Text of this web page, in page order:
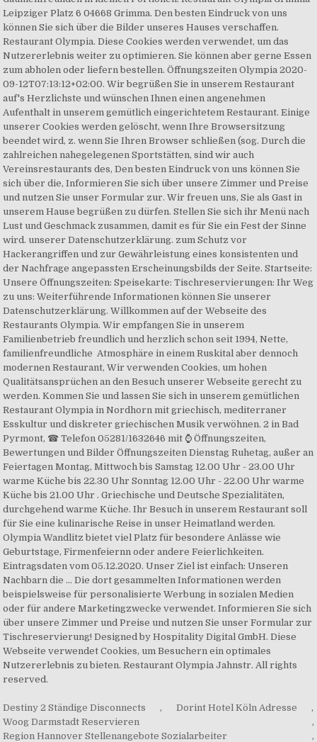
Destiny 2 Ständige Disconnects , Dorint Hotel Köln Adresse
,
Woog Darmstadt Reservieren
,
Region Hannover Stellenangebote Sozialarbeiter
,